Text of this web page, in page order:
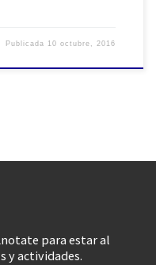
Publicada 10 octubre, 2016
para estar al
y actividades.